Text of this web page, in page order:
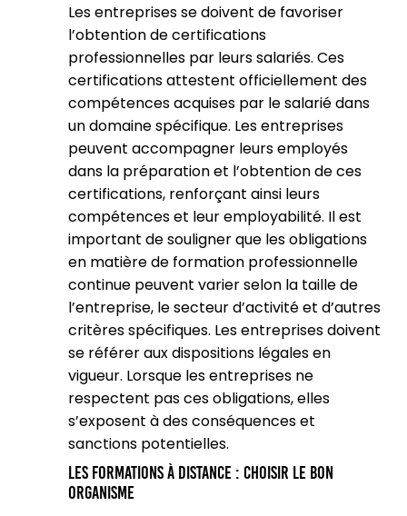
Les entreprises se doivent de favoriser
l’obtention de certifications
professionnelles par leurs salariés. Ces
certifications attestent officiellement des
compétences acquises par le salarié dans
un domaine spécifique. Les entreprises
peuvent accompagner leurs employés
dans la préparation et l’obtention de ces
certifications, renforçant ainsi leurs
compétences et leur employabilité. Il est
important de souligner que les obligations
en matière de formation professionnelle
continue peuvent varier selon la taille de
l’entreprise, le secteur d’activité et d’autres
critères spécifiques. Les entreprises doivent
se référer aux dispositions légales en
vigueur. Lorsque les entreprises ne
respectent pas ces obligations, elles
s’exposent à des conséquences et
sanctions potentielles.
Les formations à distance : choisir le bon
organisme